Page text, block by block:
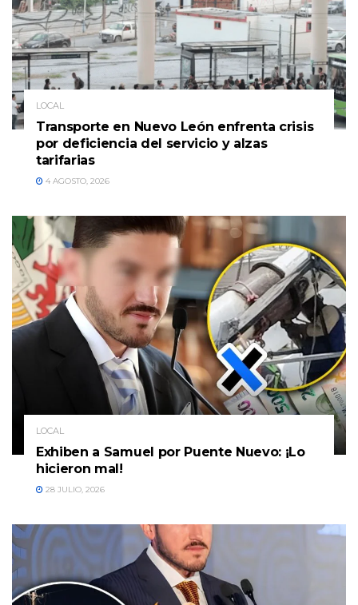
LOCAL
Transporte en Nuevo León enfrenta crisis
por deficiencia del servicio y alzas
tarifarias
4 AGOSTO, 2026
LOCAL
Exhiben a Samuel por Puente Nuevo: ¡Lo
hicieron mal!
28 JULIO, 2026